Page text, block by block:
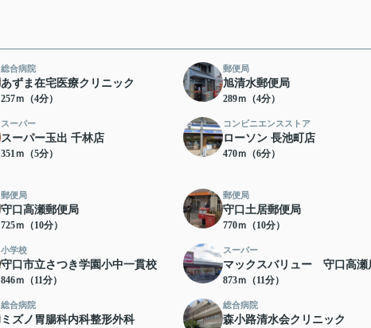
総合病院
あずま在宅医療クリニック
257ｍ（4分）
郵便局
旭清水郵便局
289ｍ（4分）
スーパー
スーパー玉出 千林店
351ｍ（5分）
コンビニエンスストア
ローソン 長池町店
470ｍ（6分）
郵便局
守口高瀬郵便局
725ｍ（10分）
郵便局
守口土居郵便局
770ｍ（10分）
小学校
守口市立さつき学園小中一貫校
846ｍ（11分）
スーパー
マックスバリュー 守口高瀬
873ｍ（11分）
総合病院
ミズノ胃腸科内科整形外科
総合病院
森小路清水会クリニック